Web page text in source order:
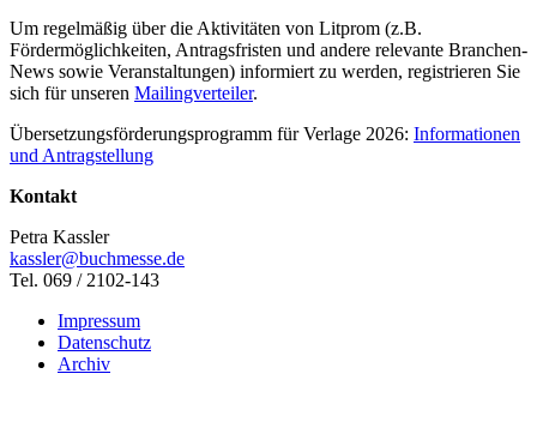
Um regelmäßig über die Aktivitäten von Litprom (z.B.
Fördermöglichkeiten, Antragsfristen und andere relevante Branchen-
News sowie Veranstaltungen) informiert zu werden, registrieren Sie
sich für unseren Mailingverteiler.
Übersetzungsförderungsprogramm für Verlage 2026: Informationen
und Antragstellung
Kontakt
Petra Kassler
kassler@buchmesse.de
Tel. 069 / 2102-143
Impressum
Datenschutz
Archiv